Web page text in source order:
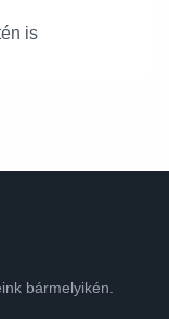
is
bármelyikén.